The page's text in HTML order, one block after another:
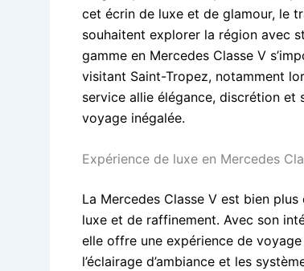
cet écrin de luxe et de glamour, le
souhaitent explorer la région avec
gamme en Mercedes Classe V
visitant Saint-Tropez, notamment
service allie élégance, discrétion
voyage inégalée.
Expérience de luxe en Mercedes
La Mercedes Classe V est bien plus
luxe et de raffinement. Avec son
elle offre une expérience de
l’éclairage d’ambiance et les